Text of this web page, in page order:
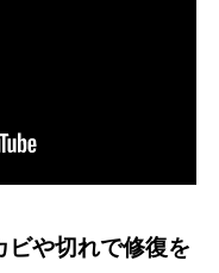
ビや切れで修復を